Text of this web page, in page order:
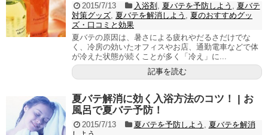
2015/7/13 入浴剤 夏バテを予防しよう
夏バテ
対策グッズ 夏バテを解消しよう
夏のおすすめグッ
ズ・口コミと効果
夏バテの原因は、暑さによる疲れやだるさだけでな
く、冷房の効いたオフィスやお店、通勤電車などで体
が冷えた状態が続くことが多く「冷え」に...
記事を読む
夏バテ解消に効く入浴方法のコツ！ | お
風呂で夏バテ予防！
2015/7/13 夏バテを予防しよう
夏バテを解消